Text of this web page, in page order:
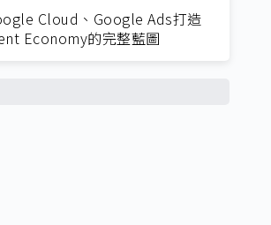
Cloud、Google Ads打造
Economy的完整藍圖